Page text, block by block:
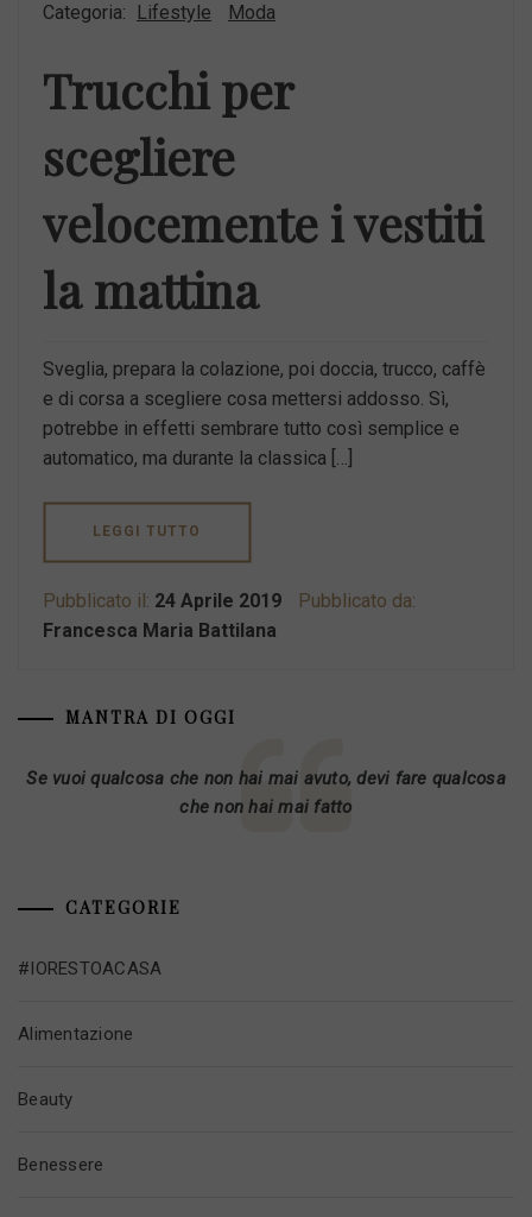
Categoria: Lifestyle Moda
Trucchi per
scegliere
velocemente i vestiti
la mattina
Sveglia, prepara la colazione, poi doccia, trucco, caffè
e di corsa a scegliere cosa mettersi addosso. Sì,
potrebbe in effetti sembrare tutto così semplice e
automatico, ma durante la classica […]
LEGGI TUTTO
Pubblicato il: 24 Aprile 2019
Pubblicato da:
Francesca Maria Battilana
MANTRA DI OGGI
Se vuoi qualcosa che non hai mai avuto, devi fare qualcosa
che non hai mai fatto
CATEGORIE
#IORESTOACASA
Alimentazione
Beauty
Benessere